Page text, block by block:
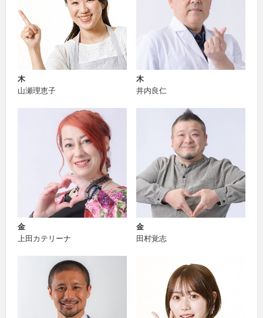
木
山瀬理恵子
木
井内良仁
金
上田カテリーナ
金
田村覚志